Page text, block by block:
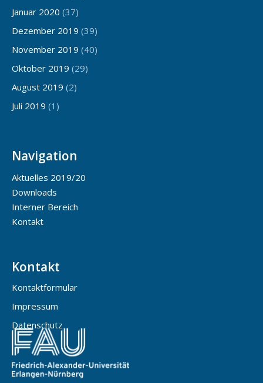
Januar 2020 (37)
Dezember 2019 (39)
November 2019 (40)
Oktober 2019 (29)
August 2019 (2)
Juli 2019 (1)
Navigation
Aktuelles 2019/20
Downloads
Interner Bereich
Kontakt
Kontakt
Kontaktformular
Impressum
Datenschutz